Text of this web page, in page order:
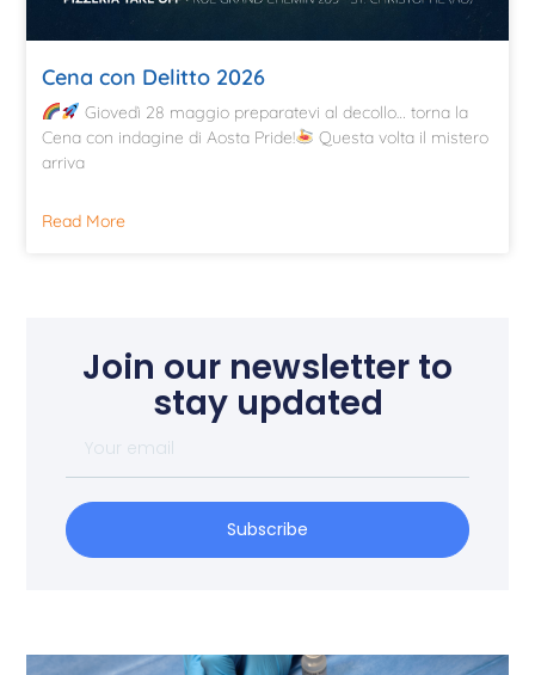
Cena con Delitto 2026
Giovedì 28 maggio preparatevi al decollo… torna la
Cena con indagine di Aosta Pride!
Questa volta il mistero
arriva
Read More
Join our newsletter to
stay updated
Subscribe